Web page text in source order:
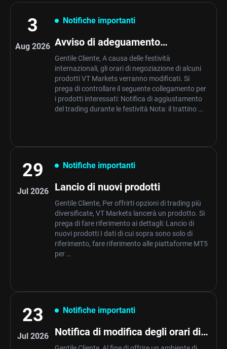
3
Aug 2026
Notifiche importanti
Avviso di adeguamento
commerciale per le festività
Gentile Cliente, A causa delle festività
internazionali, gli orari di negoziazione di alcuni
prodotti VT Markets verranno modificati. Si
prega di controllare il seguente collegamento per
i prodotti interessati: Notifica di aggiustamento
del trading durante le festività Nota: il trattino …
29
Jul 2026
Notifiche importanti
Lancio di nuovi prodotti
Gentile Cliente, Per offrirti opzioni di trading più
diversificate, VT Markets lancerà un prodotto. Si
prega di fare riferimento ai dettagli: Lancio di
nuovi prodotti I dati di cui sopra sono solo di
riferimento, fare riferimento alle piattaforme MT5
per …
23
Jul 2026
Notifiche importanti
Notifica di modifica degli orari di
trading